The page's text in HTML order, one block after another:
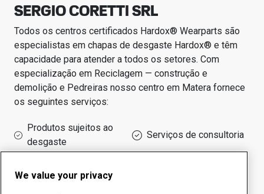
SERGIO CORETTI SRL
Todos os centros certificados Hardox® Wearparts são
especialistas em chapas de desgaste Hardox® e têm
capacidade para atender a todos os setores. Com
especialização em Reciclagem — construção e
demolição e Pedreiras nosso centro em Matera fornece
os seguintes serviços:
Produtos sujeitos ao
desgaste
Serviços de consultoria
de funcionamento
We value your privacy